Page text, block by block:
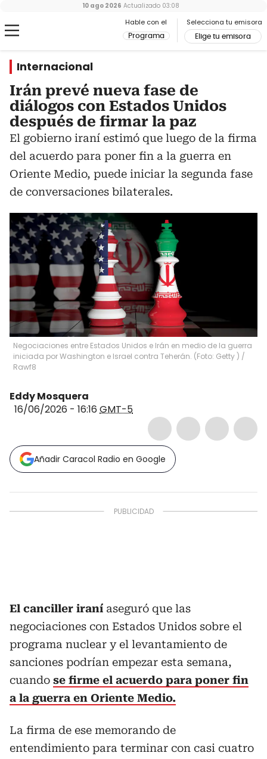
Hable con el
Programa
Selecciona tu emisora
Elige tu emisora
10 ago 2026 Actualizado 03:08
Internacional
Irán prevé nueva fase de
diálogos con Estados Unidos
después de firmar la paz
El gobierno iraní estimó que luego de la firma
del acuerdo para poner fin a la guerra en
Oriente Medio, puede iniciar la segunda fase
de conversaciones bilaterales.
Negociaciones entre Estados Unidos e Irán en medio de la guerra
iniciada por Washington e Israel contra Teherán. (Foto: Getty ) /
Rawf8
Eddy Mosquera
16/06/2026 - 16:16 GMT-5
Añadir Caracol Radio en Google
El canciller iraní aseguró que las
negociaciones con Estados Unidos sobre el
programa nuclear y el levantamiento de
sanciones podrían empezar esta semana,
cuando se firme el acuerdo para poner fin
a la guerra en Oriente Medio.
La firma de ese memorando de
entendimiento para terminar con casi cuatro